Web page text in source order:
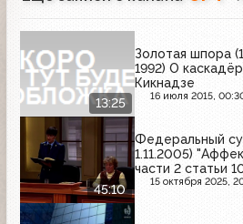
13:25
Золотая шпора
1992) О
Кикнадзе
16 июля 2015,
45:10
Федеральный
1.11.2005)
части 2 статьи
15 октября 2025,